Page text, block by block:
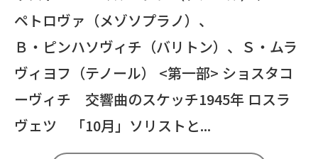
ペトロヴァ（メゾソプラノ）、
Ｂ・ピンハソヴィチ（バリトン）、Ｓ・ムラ
ヴィヨフ（テノール） <第一部> ショスタコ
ーヴィチ 交響曲のスケッチ1945年 ロスラ
ヴェツ 「10月」ソリストと...